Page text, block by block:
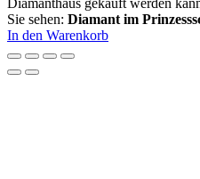
Sie sehen: Diamant im
In den Warenkorb